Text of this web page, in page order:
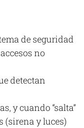
de seguridad
no
detectan
y cuando “salta”
(sirena y luces)